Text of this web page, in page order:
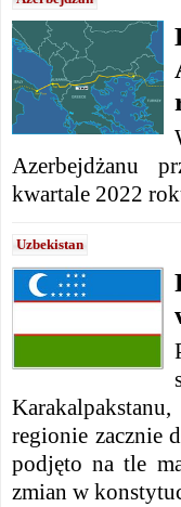
Azerbejdżanu
kwartale 2022
Uzbekistan
regionie zacznie
podjęto na tle
zmian w